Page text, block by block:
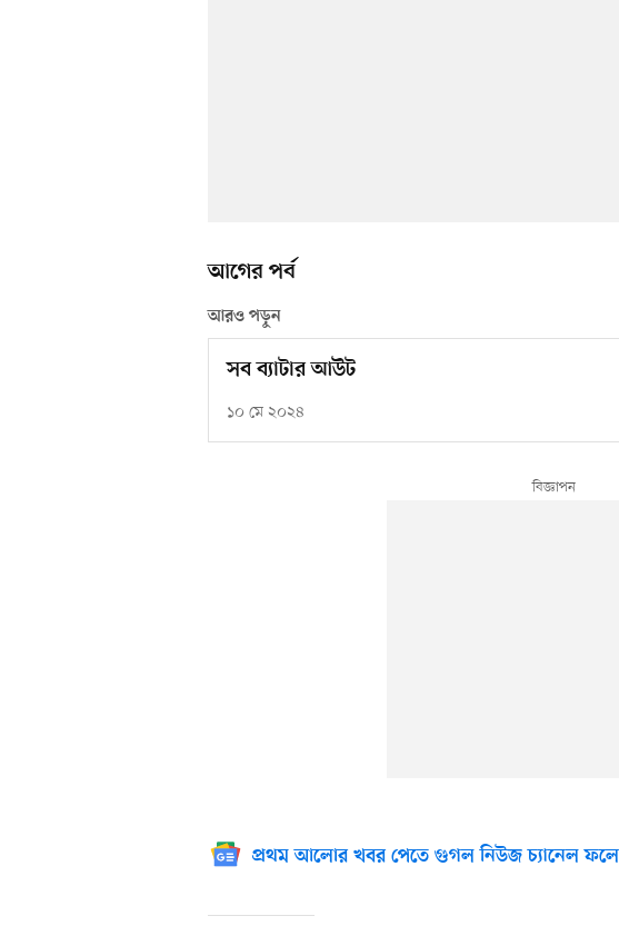
আগের পর্ব
আরও পড়ুন
সব ব্যাটার আউট
১০ মে ২০২৪
প্রথম আলোর খবর পেতে গুগল নিউজ চ্যানেল